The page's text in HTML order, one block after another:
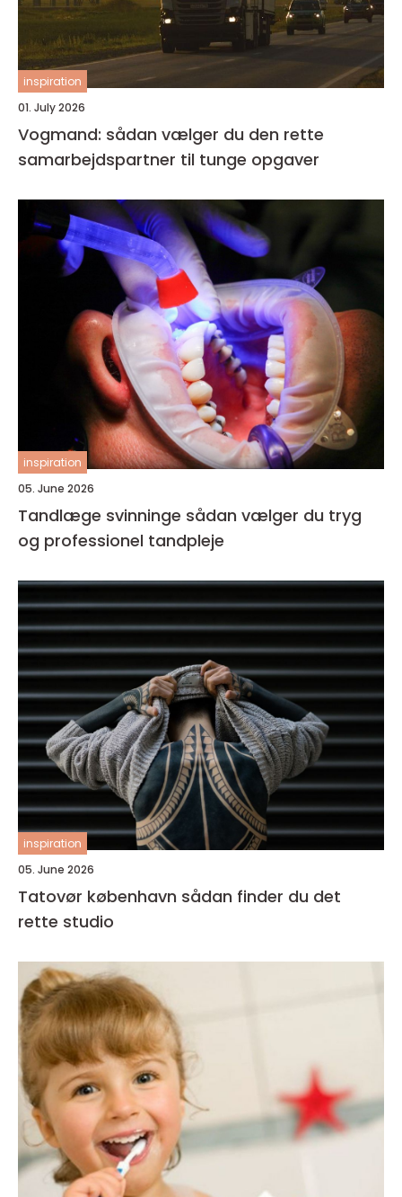
inspiration
01. July 2026
Vogmand: sådan vælger du den rette
samarbejdspartner til tunge opgaver
inspiration
05. June 2026
Tandlæge svinninge sådan vælger du tryg
og professionel tandpleje
inspiration
05. June 2026
Tatovør københavn sådan finder du det
rette studio